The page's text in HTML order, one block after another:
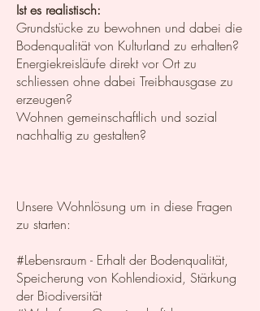
Ist es realistisch:
Grundstücke zu bewohnen und dabei die
Bodenqualität von Kulturland zu erhalten?
Energiekreisläufe direkt vor Ort zu
schliessen ohne dabei Treibhausgase zu
erzeugen?
Wohnen gemeinschaftlich und sozial
nachhaltig zu gestalten?
Unsere Wohnlösung um in diese Fragen
zu starten:
#Lebensraum - Erhalt der Bodenqualität,
Speicherung von Kohlendioxid, Stärkung
der Biodiversität